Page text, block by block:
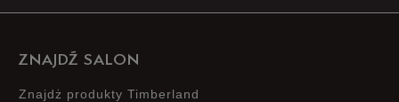
ZNAJDŹ SALON
Znajdż produkty Timberland